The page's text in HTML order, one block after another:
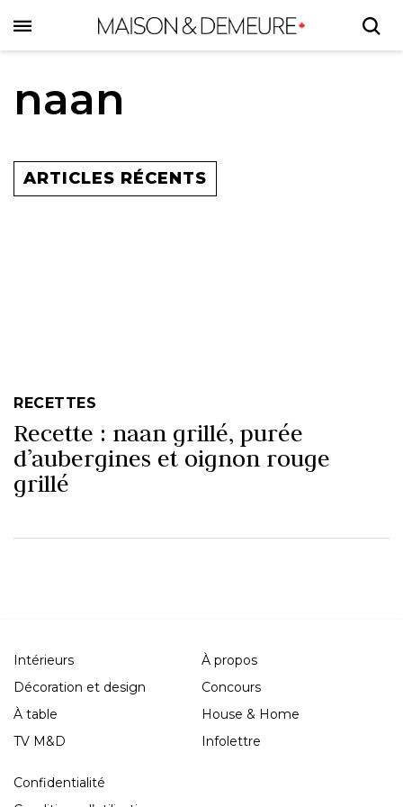
to
main
naan
ARTICLES RÉCENTS
RECETTES
Recette : naan grillé, purée
d’aubergines et oignon rouge
grillé
Intérieurs
Décoration et design
À table
TV M&D
À propos
Concours
House & Home
Infolettre
Confidentialité